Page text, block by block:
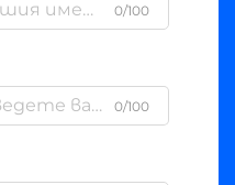
0/100
0/100